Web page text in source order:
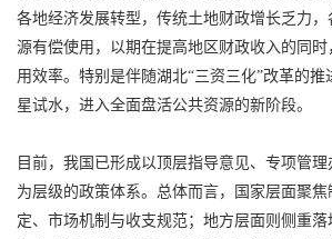
各地经济发展转型，传统土地财政增长乏力
源有偿使用，以期在提高地区财政收入的同
用效率。特别是伴随湖北“三资三化”改革的
星试水，进入全面盘活公共资源的新阶段。
目前，我国已形成以顶层指导意见、专项管理
为层级的政策体系。总体而言，国家层面聚
定、市场机制与收支规范；地方层面则侧重落